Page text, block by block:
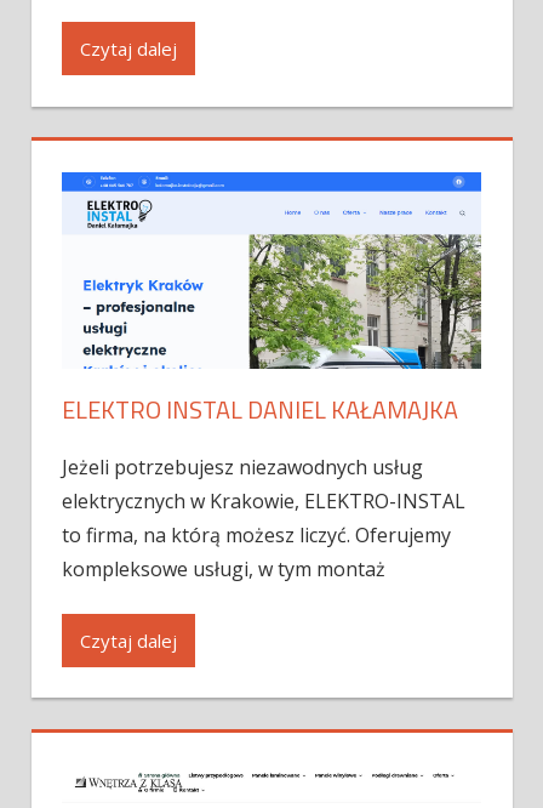
Czytaj dalej
ELEKTRO INSTAL DANIEL KAŁAMAJKA
Jeżeli potrzebujesz niezawodnych usług
elektrycznych w Krakowie, ELEKTRO-INSTAL
to firma, na którą możesz liczyć. Oferujemy
kompleksowe usługi, w tym montaż
Czytaj dalej